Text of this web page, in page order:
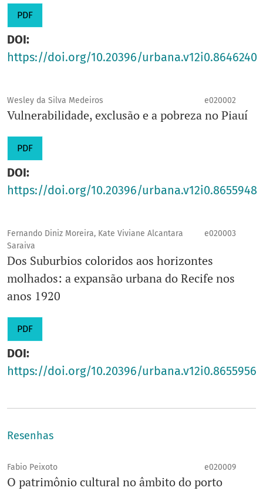
PDF
DOI:
https://doi.org/10.20396/urbana.v12i0.8646240
Wesley da Silva Medeiros e020002
Vulnerabilidade, exclusão e a pobreza no Piauí
PDF
DOI:
https://doi.org/10.20396/urbana.v12i0.8655948
Fernando Diniz Moreira, Kate Viviane Alcantara
Saraiva
e020003
Dos Suburbios coloridos aos horizontes
molhados: a expansão urbana do Recife nos
anos 1920
PDF
DOI:
https://doi.org/10.20396/urbana.v12i0.8655956
Resenhas
Fabio Peixoto e020009
O patrimônio cultural no âmbito do porto